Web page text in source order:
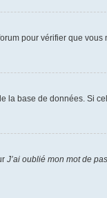
pour vérifier que vous
la base de données. Si
J’ai oublié mon mot de